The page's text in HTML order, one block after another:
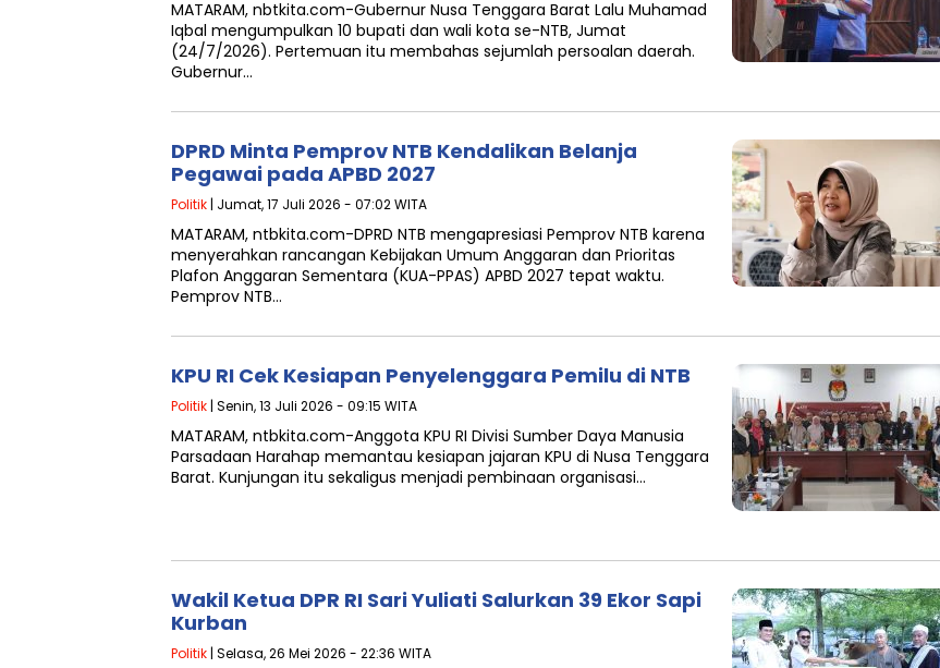
MATARAM, nbtkita.com-Gubernur Nusa Tenggara Barat Lalu Muhamad
Iqbal mengumpulkan 10 bupati dan wali kota se-NTB, Jumat
(24/7/2026). Pertemuan itu membahas sejumlah persoalan daerah.
Gubernur…
DPRD Minta Pemprov NTB Kendalikan Belanja
Pegawai pada APBD 2027
Politik | Jumat, 17 Juli 2026 - 07:02 WITA
MATARAM, ntbkita.com-DPRD NTB mengapresiasi Pemprov NTB karena
menyerahkan rancangan Kebijakan Umum Anggaran dan Prioritas
Plafon Anggaran Sementara (KUA-PPAS) APBD 2027 tepat waktu.
Pemprov NTB…
KPU RI Cek Kesiapan Penyelenggara Pemilu di NTB
Politik | Senin, 13 Juli 2026 - 09:15 WITA
MATARAM, ntbkita.com-Anggota KPU RI Divisi Sumber Daya Manusia
Parsadaan Harahap memantau kesiapan jajaran KPU di Nusa Tenggara
Barat. Kunjungan itu sekaligus menjadi pembinaan organisasi…
Wakil Ketua DPR RI Sari Yuliati Salurkan 39 Ekor Sapi
Kurban
Politik | Selasa, 26 Mei 2026 - 22:36 WITA